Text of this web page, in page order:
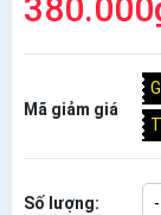
Mã giảm giá
Số lượng: -